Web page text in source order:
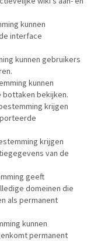
kunnen
interface
kunnen gebruikers
kunnen
bekijken.
krijgen
krijgen
van de
geeft
domeinen die
als permanent
kunnen
permanent